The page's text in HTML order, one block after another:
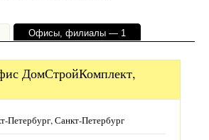
Офисы, филиалы — 1
ДомСтройКомплект,
Петербург, Санкт-Петербург